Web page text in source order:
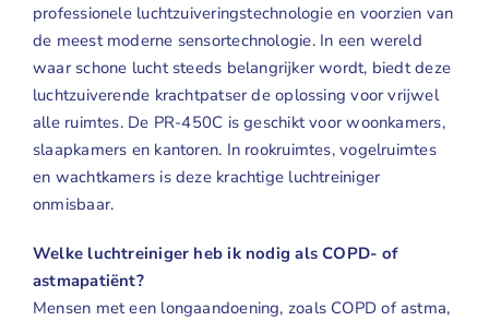
professionele luchtzuiveringstechnologie en voorzien van
de meest moderne sensortechnologie. In een wereld
waar schone lucht steeds belangrijker wordt, biedt deze
luchtzuiverende krachtpatser de oplossing voor vrijwel
alle ruimtes. De PR-450C is geschikt voor woonkamers,
slaapkamers en kantoren. In rookruimtes, vogelruimtes
en wachtkamers is deze krachtige luchtreiniger
onmisbaar.
Welke luchtreiniger heb ik nodig als COPD- of
astmapatiënt?
Mensen met een longaandoening, zoals COPD of astma,